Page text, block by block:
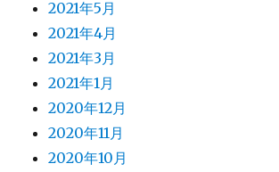
2021年5月
2021年4月
2021年3月
2021年1月
2020年12月
2020年11月
2020年10月